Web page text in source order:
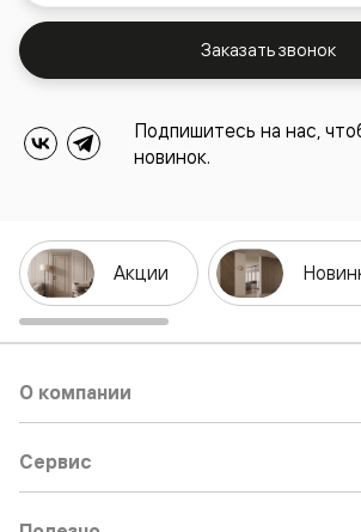
Заказать звонок
Подпишитесь на нас,
новинок.
Акции
О компании
Сервис